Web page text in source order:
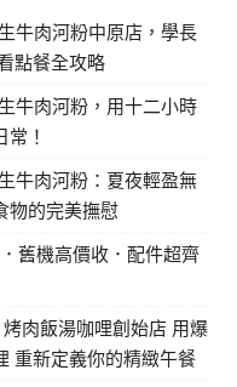
牛肉河粉中原店，學長
點餐全攻略
牛肉河粉，用十二小時
！
牛肉河粉：夏夜輕盈無
物的完美撫慰
舊機高價收．配件超齊
肉飯湯咖哩創始店 用爆
重新定義你的精緻午餐